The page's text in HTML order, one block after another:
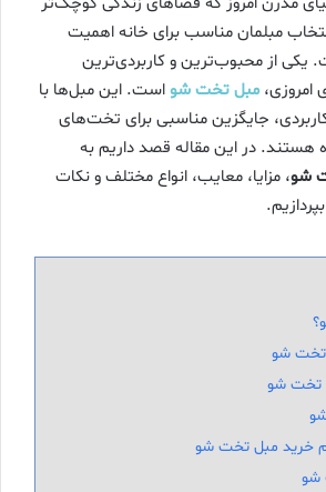
مبلمان مناسب برای خانه اهمیت
یکی از محبوب‌ترین و کاربردی‌ترین
امروزی،مبل تخت شواست. این مبل‌ها با
جایگزین مناسبی برای تخت‌های
هستند. در این مقاله قصد داریم به
شو، مزایا، معایب، انواع مختلف و نکات
تخت شو
تخت شو
خرید مبل تخت شو
شو